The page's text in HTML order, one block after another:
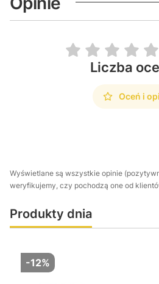
Liczba
Oceń i
Wyświetlane są wszystkie opinie
weryfikujemy, czy pochodzą one od
Produkty dnia
-12%